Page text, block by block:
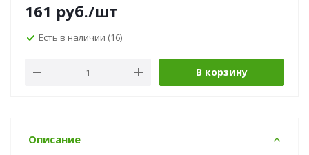
161 руб./шт
Есть в наличии (16)
В корзину
Описание